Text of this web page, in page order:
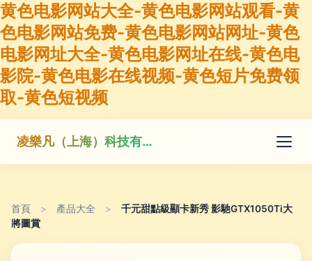
黄色电影网站大全-黄色电影网站观看-黄
色电影网站免费-黄色电影网站网址-黄色
电影网址大全-黄色电影网址在线-黄色电
影院-黄色电影在线视频-黄色短片免费领
取-黄色短视频
凌樂凡（上海）科技有限公司
首頁 > 產品大全 >
千元甜點級顯卡新秀 影馳GTX1050Ti大
將圖賞